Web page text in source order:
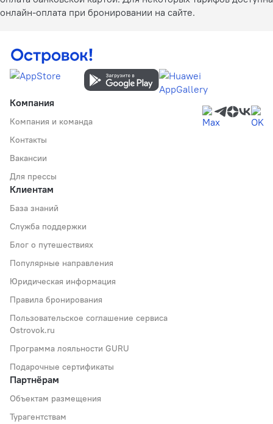
онлайн-оплата при бронировании на сайте.
Компания
Компания и команда
Контакты
Вакансии
Для прессы
Клиентам
База знаний
Служба поддержки
Блог о путешествиях
Популярные направления
Юридическая информация
Правила бронирования
Пользовательское соглашение сервиса
Ostrovok.ru
Программа лояльности GURU
Подарочные сертификаты
Партнёрам
Объектам размещения
Турагентствам